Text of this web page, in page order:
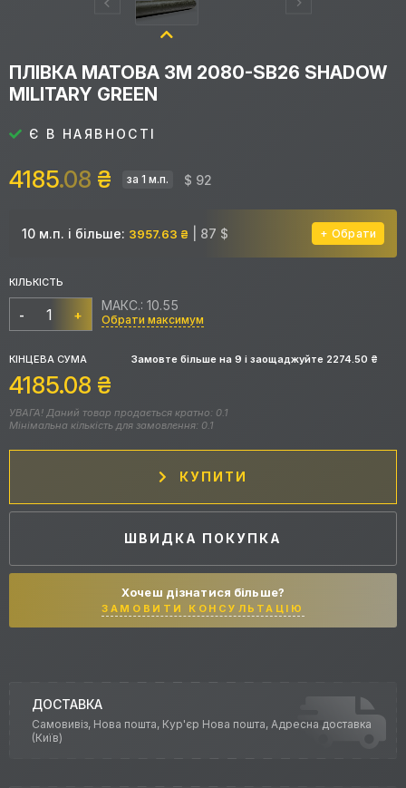
ПЛІВКА МАТОВА 3M 2080-SB26 SHADOW
MILITARY GREEN
Є В НАЯВНОСТІ
4185.08 ₴ за 1 м.п. $ 92
10 м.п. і більше: 3957.63 ₴ | 87 $ Обрати
КІЛЬКІСТЬ
- +
МАКС.: 10.55
Обрати максимум
КІНЦЕВА СУМА Замовте більше на 9 і заощаджуйте 2274.50 ₴
4185.08 ₴
УВАГА! Даний товар продається кратно: 0.1
Мінімальна кількість для замовлення: 0.1
КУПИТИ
ШВИДКА ПОКУПКА
Хочеш дізнатися більше?
ЗАМОВИТИ КОНСУЛЬТАЦІЮ
ДОСТАВКА
Самовивіз, Нова пошта, Кур'єр Нова пошта, Адресна доставка
(Київ)